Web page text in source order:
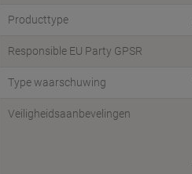
Producttype
Responsible EU Party GPSR
Type waarschuwing
Veiligheidsaanbevelingen